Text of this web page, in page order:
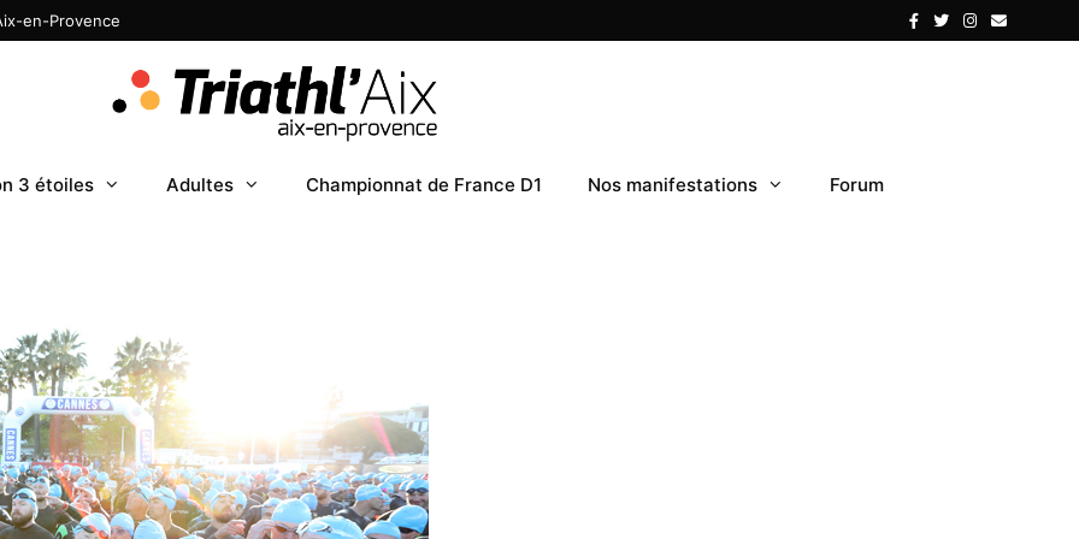
en-Provence
3 étoiles Adultes Championnat de France D1 Nos manifestations Forum